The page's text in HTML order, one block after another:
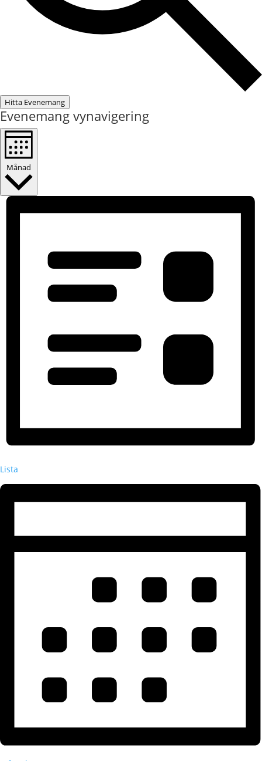
Hitta Evenemang
Evenemang vynavigering
Månad
Lista